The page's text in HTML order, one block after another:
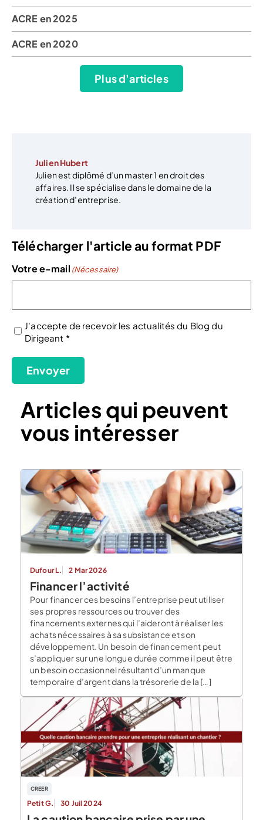
ACRE en 2025
ACRE en 2020
Plus d'articles
Julien Hubert
Julien est diplômé d’un master 1 en droit des
affaires. Il se spécialise dans le domaine de la
création d’entreprise.
Télécharger l'article au format PDF
Votre e-mail (Nécessaire)
(Nécessaire)
J'accepte de recevoir les actualités du Blog du
Dirigeant *
Envoyer
Articles qui peuvent
vous intéresser
Dufour L. 2 Mar 2026
Financer l’activité
Pour financer ces besoins l’entreprise peut utiliser
ses propres ressources ou trouver des
financements externes qui l’aideront à réaliser les
achats nécessaires à sa subsistance et son
développement. Un besoin de financement peut
s’appliquer sur une longue durée comme il peut être
un besoin occasionnel résultant d’un manque
temporaire d’argent dans la trésorerie de la […]
CREER
Petit G. 30 Juil 2024